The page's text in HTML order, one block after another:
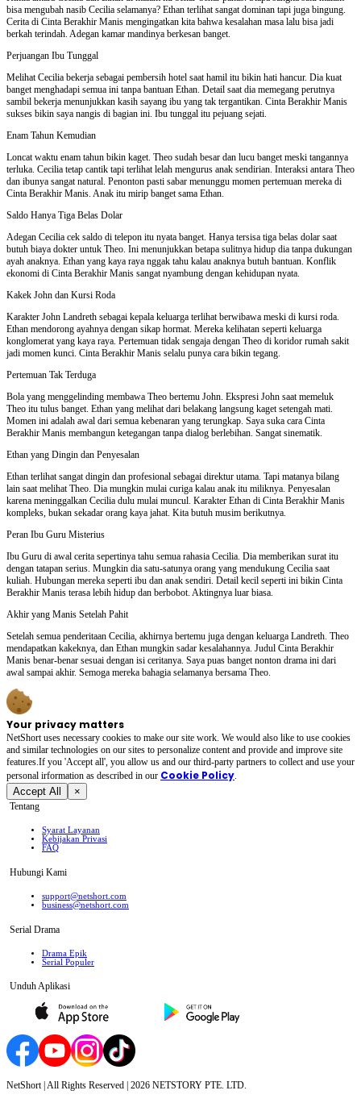
bisa mengubah nasib Cecilia selamanya? Ethan terlihat sangat dominan tapi juga bingung.
Cerita di Cinta Berakhir Manis mengingatkan kita bahwa kesalahan masa lalu bisa jadi
berkah terindah. Adegan kamar mandinya berkesan banget.
Perjuangan Ibu Tunggal
Melihat Cecilia bekerja sebagai pembersih hotel saat hamil itu bikin hati hancur. Dia kuat
banget menghadapi semua ini tanpa bantuan Ethan. Detail saat dia memegang perutnya
sambil bekerja menunjukkan kasih sayang ibu yang tak tergantikan. Cinta Berakhir Manis
sukses bikin saya nangis di bagian ini. Ibu tunggal itu pejuang sejati.
Enam Tahun Kemudian
Loncat waktu enam tahun bikin kaget. Theo sudah besar dan lucu banget meski tangannya
terluka. Cecilia tetap cantik tapi terlihat lelah mengurus anak sendirian. Interaksi antara Theo
dan ibunya sangat natural. Penonton pasti sabar menunggu momen pertemuan mereka di
Cinta Berakhir Manis. Anak itu mirip banget sama Ethan.
Saldo Hanya Tiga Belas Dolar
Adegan Cecilia cek saldo di telepon itu nyata banget. Hanya tersisa tiga belas dolar saat
butuh biaya dokter untuk Theo. Ini menunjukkan betapa sulitnya hidup dia tanpa dukungan
ayah anaknya. Ethan yang kaya raya nggak tahu kalau anaknya butuh bantuan. Konflik
ekonomi di Cinta Berakhir Manis sangat nyambung dengan kehidupan nyata.
Kakek John dan Kursi Roda
Karakter John Landreth sebagai kepala keluarga terlihat berwibawa meski di kursi roda.
Ethan mendorong ayahnya dengan sikap hormat. Mereka kelihatan seperti keluarga
konglomerat yang kaya raya. Pertemuan tidak sengaja dengan Theo di koridor rumah sakit
jadi momen kunci. Cinta Berakhir Manis selalu punya cara bikin tegang.
Pertemuan Tak Terduga
Bola yang menggelinding membawa Theo bertemu John. Ekspresi John saat memeluk
Theo itu tulus banget. Ethan yang melihat dari belakang langsung kaget setengah mati.
Momen ini adalah awal dari semua kebenaran yang terungkap. Saya suka cara Cinta
Berakhir Manis membangun ketegangan tanpa dialog berlebihan. Sangat sinematik.
Ethan yang Dingin dan Penyesalan
Ethan terlihat sangat dingin dan profesional sebagai direktur utama. Tapi matanya bilang
lain saat melihat Theo. Dia mungkin mulai curiga kalau anak itu miliknya. Penyesalan
karena meninggalkan Cecilia dulu mulai muncul. Karakter Ethan di Cinta Berakhir Manis
kompleks, bukan sekadar orang kaya jahat. Kita butuh musim berikutnya.
Peran Ibu Guru Misterius
Ibu Guru di awal cerita sepertinya tahu semua rahasia Cecilia. Dia memberikan surat itu
dengan tatapan serius. Mungkin dia satu-satunya orang yang mendukung Cecilia saat
kuliah. Hubungan mereka seperti ibu dan anak sendiri. Detail kecil seperti ini bikin Cinta
Berakhir Manis terasa lebih hidup dan berbobot. Aktingnya luar biasa.
Akhir yang Manis Setelah Pahit
Setelah semua penderitaan Cecilia, akhirnya bertemu juga dengan keluarga Landreth. Theo
mendapatkan kakeknya, dan Ethan mungkin sadar kesalahannya. Judul Cinta Berakhir
Manis benar-benar sesuai dengan isi ceritanya. Saya puas banget nonton drama ini dari
awal sampai akhir. Semoga mereka bahagia selamanya bersama Theo.
Your privacy matters
NetShort uses necessary cookies to make our site work. We would also like to use cookies
and similar technologies on our sites to personalize content and provide and improve site
features.If you 'Accept all', you allow us and our third-party partners to collect and use your
personal irformation as described in our Cookie Policy.
Accept All ×
Tentang
Syarat Layanan
Kebijakan Privasi
FAQ
Hubungi Kami
support@netshort.com
business@netshort.com
Serial Drama
Drama Epik
Serial Populer
Unduh Aplikasi
NetShort | All Rights Reserved | 2026 NETSTORY PTE. LTD.